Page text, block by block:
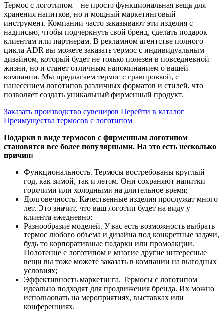
Термос с логотипом – не просто функциональная вещь для
хранения напитков, но и мощный маркетинговый
инструмент. Компании часто заказывают эти изделия с
надписью, чтобы подчеркнуть свой бренд, сделать подарок
клиентам или партнерам. В рекламном агентстве полного
цикла ADR вы можете заказать термос с индивидуальным
дизайном, который будет не только полезен в повседневной
жизни, но и станет отличным напоминанием о вашей
компании. Мы предлагаем термос с гравировкой, с
нанесением логотипов различных форматов и стилей, что
позволяет создать уникальный фирменный продукт.
Заказать производство сувениров Перейти в каталог
Преимущества термосов с логотипом
Подарки в виде термосов с фирменным логотипом
становятся все более популярными. На это есть несколько
причин:
Функциональность. Термосы востребованы круглый
год, как зимой, так и летом. Они сохраняют напитки
горячими или холодными на длительное время;
Долговечность. Качественные изделия прослужат много
лет. Это значит, что ваш логотип будет на виду у
клиента ежедневно;
Разнообразие моделей. У вас есть возможность выбрать
термос любого объема и дизайна под конкретные задачи,
будь то корпоративные подарки или промоакции.
Полотенце с логотипом и многие другие интересные
вещи вы тоже можете заказать в компании на выгодных
условиях;
Эффективность маркетинга. Термосы с логотипом
идеально подходят для продвижения бренда. Их можно
использовать на мероприятиях, выставках или
конференциях.